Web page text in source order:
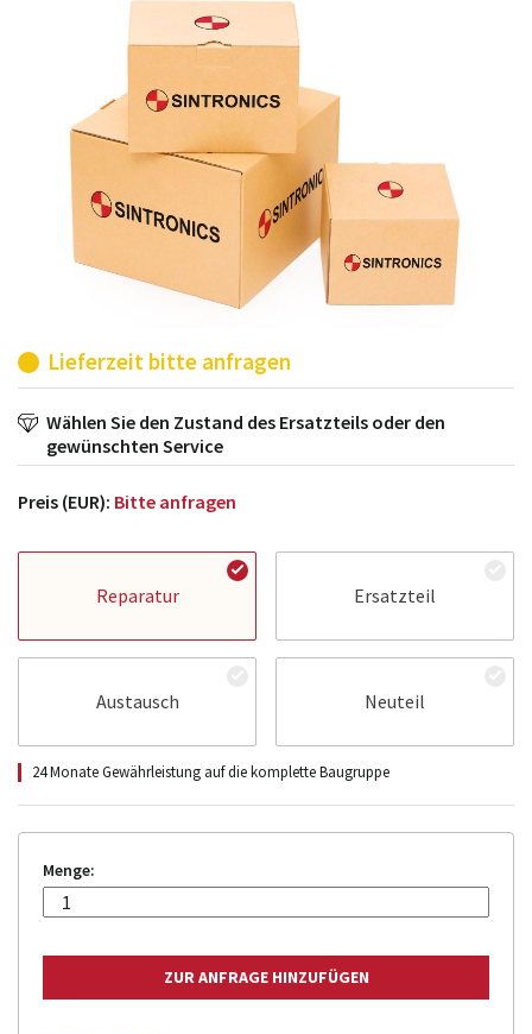
möglich. SINTRONICS ist dann ihr Partner, der
entweder die alten Baugruppen technisch hochwertig
repariert oder ihnen die abgekündigten Baugruppen
aus dem eigenen Lager ersetzt.
Lieferzeit bitte anfragen
Wählen Sie den Zustand des Ersatzteils oder den
gewünschten Service
Preis (EUR): Bitte anfragen
Reparatur Ersatzteil
Austausch Neuteil
24 Monate Gewährleistung auf die komplette Baugruppe
Menge: